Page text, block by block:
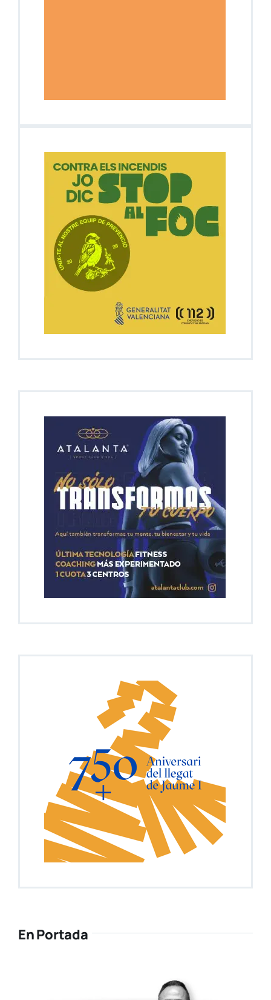
En Portada